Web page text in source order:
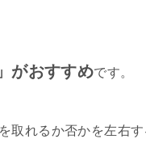
がおすすめです。
れるか否かを左右す